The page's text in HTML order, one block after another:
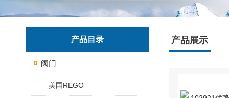
产品目录
阀门
美国REGO
产品展示